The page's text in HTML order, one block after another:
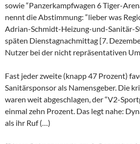
sowie “Panzerkampfwagen 6 Tiger-
nennt die Abstimmung: “lieber was
Adrian-Schmidt-Heizung-und-Sanitär-
späten Dienstagnachmittag [7.
Nutzer bei der nicht repräsentativen
Fast jeder zweite (knapp 47 Prozent)
Sanitärsponsor als Namensgeber. Die
waren weit abgeschlagen, der “V2-
einmal zehn Prozent. Das legt nahe:
als ihr Ruf (…)